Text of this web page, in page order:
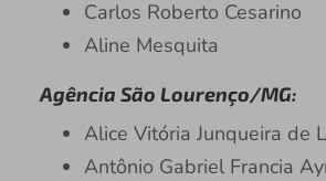
Carlos Roberto Cesarino
Aline Mesquita
Agência São Lourenço/MG:
Alice Vitória Junqueira de
Antônio Gabriel Francia